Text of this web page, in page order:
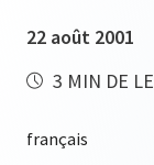
22 août 2001
3 MIN DE